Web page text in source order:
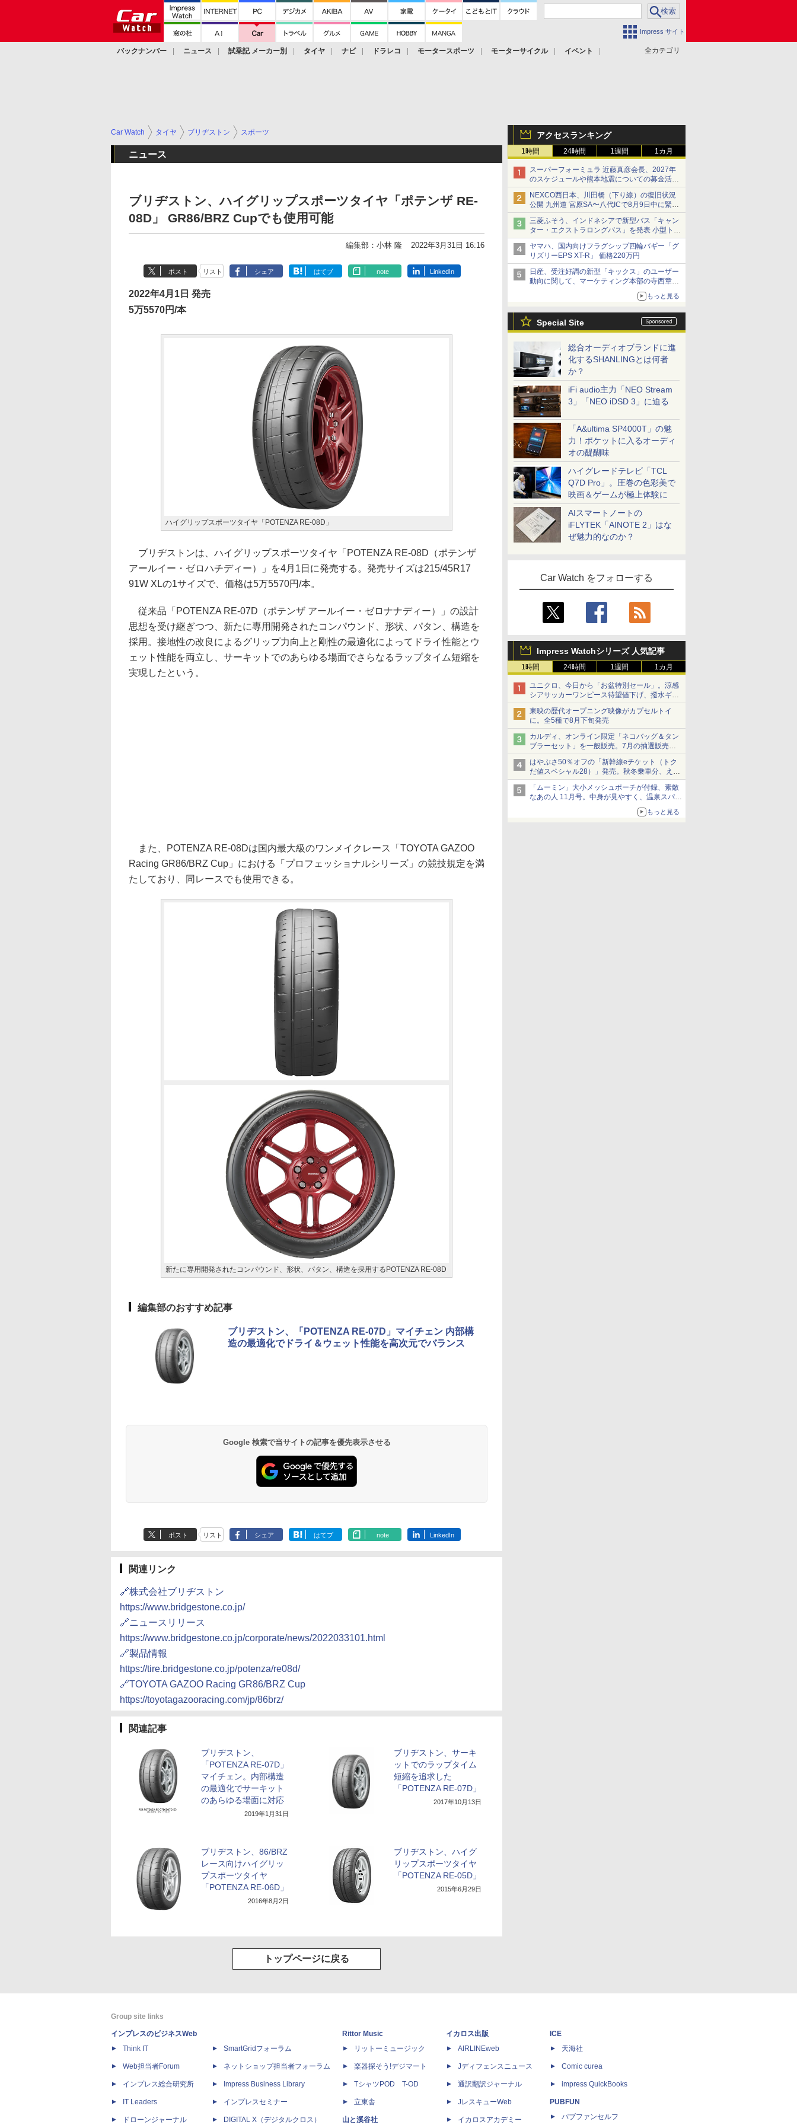
Impress サイト
全カテゴリ
バックナンバー ニュース 試乗記 メーカー別 タイヤ ナビ ドラレコ モータースポーツ モーターサイクル
イベント
アクセスランキング
1時間 24時間 1週間 1カ月
スーパーフォーミュラ 近藤真彦会長、2027年
のスケジュールや熊本地震についての募金活動
を紹介
NEXCO西日本、川田橋（下り線）の復旧状況
公開 九州道 宮原SA〜八代ICで8月9日中に緊急
車両を通行可能に
三菱ふそう、インドネシアで新型バス「キャン
ター・エクストラロングバス」を発表 小型トラ
ックベースの観光・旅客輸送向けバス
ヤマハ、国内向けフラグシップ四輪バギー「グ
リズリーEPS XT-R」 価格220万円
日産、受注好調の新型「キックス」のユーザー
動向に関して、マーケティング本部の寺西章氏
もっと見る
Special Site
総合オーディオブランドに進
化するSHANLINGとは何者
か？
iFi audio主力「NEO Stream
3」「NEO iDSD 3」に迫る
「A&ultima SP4000T」の魅
力！ポケットに入るオーディ
オの醍醐味
ハイグレードテレビ「TCL
Q7D Pro」。圧巻の色彩美で
映画＆ゲームが極上体験に
AIスマートノートの
iFLYTEK「AINOTE 2」はな
ぜ魅力的なのか？
Car Watch をフォローする
Impress Watchシリーズ 人気記事
1時間 24時間 1週間 1カ月
ユニクロ、今日から「お盆特別セール」。涼感
シアサッカーワンピース待望値下げ、撥水ギア
ショーツは1990円に
東映の歴代オープニング映像がカプセルトイ
に。全5種で8月下旬発売
カルディ、オンライン限定「ネコバッグ＆タン
ブラーセット」を一般販売。7月の抽選販売の
当選無効分
はやぶさ50％オフの「新幹線eチケット（トク
だ値スペシャル28）」発売。秋冬乗車分、えき
ねっと限定
「ムーミン」大小メッシュポーチが付録、素敵
なあの人 11月号。中身が見やすく、温泉スパに
もっと見る
Car Watch タイヤ ブリヂストン スポーツ
ニュース
ブリヂストン、ハイグリップスポーツタイヤ「ポテンザ RE-
08D」 GR86/BRZ Cupでも使用可能
編集部：小林 隆 2022年3月31日 16:16
ポスト リスト シェア はてブ note LinkedIn
2022年4月1日 発売
5万5570円/本
ハイグリップスポーツタイヤ「POTENZA RE-08D」
ブリヂストンは、ハイグリップスポーツタイヤ「POTENZA RE-08D（ポテンザ
アールイー・ゼロハチディー）」を4月1日に発売する。発売サイズは215/45R17
91W XLの1サイズで、価格は5万5570円/本。
従来品「POTENZA RE-07D（ポテンザ アールイー・ゼロナナディー）」の設計
思想を受け継ぎつつ、新たに専用開発されたコンパウンド、形状、パタン、構造を
採用。接地性の改良によるグリップ力向上と剛性の最適化によってドライ性能とウ
ェット性能を両立し、サーキットでのあらゆる場面でさらなるラップタイム短縮を
実現したという。
また、POTENZA RE-08Dは国内最大級のワンメイクレース「TOYOTA GAZOO
Racing GR86/BRZ Cup」における「プロフェッショナルシリーズ」の競技規定を満
たしており、同レースでも使用できる。
新たに専用開発されたコンパウンド、形状、パタン、構造を採用するPOTENZA RE-08D
編集部のおすすめ記事
ブリヂストン、「POTENZA RE-07D」マイチェン 内部構
造の最適化でドライ＆ウェット性能を高次元でバランス
Google 検索で当サイトの記事を優先表示させる
ポスト リスト シェア はてブ note LinkedIn
関連リンク
🔗株式会社ブリヂストン
https://www.bridgestone.co.jp/
🔗ニュースリリース
https://www.bridgestone.co.jp/corporate/news/2022033101.html
🔗製品情報
https://tire.bridgestone.co.jp/potenza/re08d/
🔗TOYOTA GAZOO Racing GR86/BRZ Cup
https://toyotagazooracing.com/jp/86brz/
関連記事
ブリヂストン、
「POTENZA RE-07D」
マイチェン。内部構造
の最適化でサーキット
のあらゆる場面に対応
2019年1月31日
ブリヂストン、サーキ
ットでのラップタイム
短縮を追求した
「POTENZA RE-07D」
2017年10月13日
ブリヂストン、86/BRZ
レース向けハイグリッ
プスポーツタイヤ
「POTENZA RE-06D」
2016年8月2日
ブリヂストン、ハイグ
リップスポーツタイヤ
「POTENZA RE-05D」
2015年6月29日
トップページに戻る
Group site links
インプレスのビジネスWeb
Think IT
Web担当者Forum
インプレス総合研究所
IT Leaders
ドローンジャーナル
SmartGridフォーラム
ネットショップ担当者フォーラム
Impress Business Library
インプレスセミナー
DIGITAL X（デジタルクロス）
Rittor Music
リットーミュージック
楽器探そう!デジマート
TシャツPOD T-OD
立東舎
山と溪谷社
イカロス出版
AIRLINEweb
Jディフェンスニュース
通訳翻訳ジャーナル
JレスキューWeb
イカロスアカデミー
ICE
天海社
Comic curea
impress QuickBooks
PUBFUN
パブファンセルフ